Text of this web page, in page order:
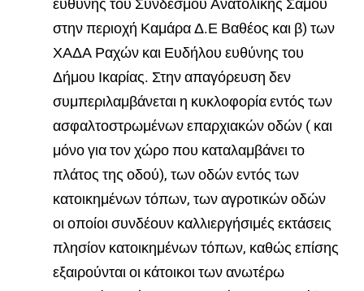
ευθύνης του Συνδέσμου Ανατολικής Σάμου
στην περιοχή Καμάρα Δ.Ε Βαθέος και β) των
ΧΑΔΑ Ραχών και Ευδήλου ευθύνης του
Δήμου Ικαρίας. Στην απαγόρευση δεν
συμπεριλαμβάνεται η κυκλοφορία εντός των
ασφαλτοστρωμένων επαρχιακών οδών ( και
μόνο για τον χώρο που καταλαμβάνει το
πλάτος της οδού), των οδών εντός των
κατοικημένων τόπων, των αγροτικών οδών
οι οποίοι συνδέουν καλλιεργήσιμές εκτάσεις
πλησίον κατοικημένων τόπων, καθώς επίσης
εξαιρούνται οι κάτοικοι των ανωτέρω